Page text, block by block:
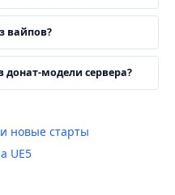
вайпов?
модели сервера?
новые старты
UE5